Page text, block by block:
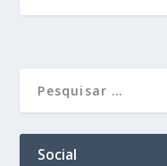
Social